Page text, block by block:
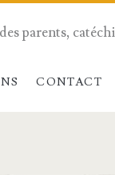
parents,
CONTACT